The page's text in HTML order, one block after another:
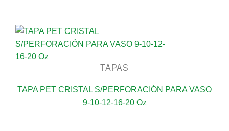
TAPAS
TAPA PET CRISTAL S/PERFORACIÓN PARA VASO
9-10-12-16-20 Oz